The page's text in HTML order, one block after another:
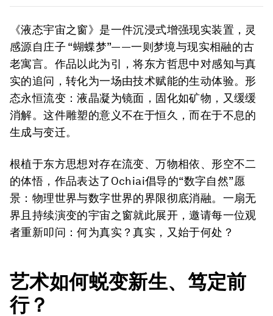
《液态宇宙之窗》是一件沉浸式增强现实装置，灵
感源自庄子 “蝴蝶梦”——一则梦境与现实相融的古
老寓言。作品以此为引，将东方哲思中对感知与真
实的追问，转化为一场由技术赋能的生动体验。形
态永恒流变：液晶凝为镜面，固化如矿物，又缓缓
消解。这件雕塑的意义不在于恒久，而在于不息的
生成与变迁。
根植于东方思想对存在流变、万物相依、形空不二
的体悟，作品表达了Ochiai倡导的“数字自然”愿
景：物理世界与数字世界的界限彻底消融。一扇无
界且持续演变的宇宙之窗就此展开，邀请每一位观
者重新叩问：何为真实？真实，又始于何处？
艺术如何蜕变新生、笃定前
行？